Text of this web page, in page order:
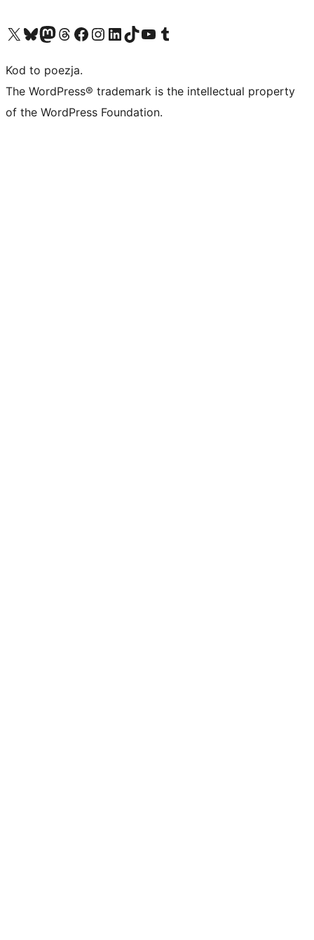
Odwiedź nasze konto X (dawniej Twitter)
Odwiedź nasze konto Bluesky
Odwiedź nasze konto na Mastodoncie
Odwiedź naszego Threadsa
Odwiedź naszego Facebooka
Odwiedź nasze konto na Instagramie
Odwiedź nasze konto na LinkedIn
Odwiedź naszego TikToka
Odwiedź nasz kanał YouTube
Odwiedź naszego Tumblra
Kod to poezja.
The WordPress® trademark is the intellectual property
of the WordPress Foundation.